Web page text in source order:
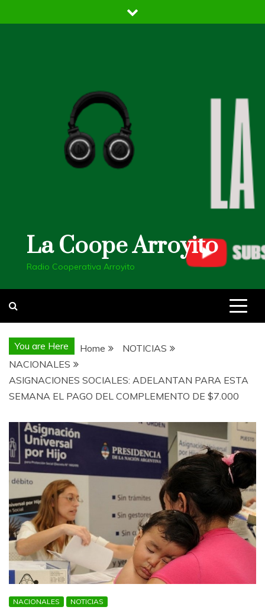
to
La Coope Arroyito
Radio Cooperativa Arroyito
You are Here Home
NOTICIAS
NACIONALES
ASIGNACIONES SOCIALES: ADELANTAN PARA ESTA
SEMANA EL PAGO DEL COMPLEMENTO DE $7.000
NACIONALES NOTICIAS